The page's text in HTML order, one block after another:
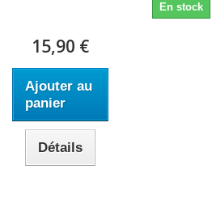
En stock
15,90 €
Ajouter au
panier
Détails